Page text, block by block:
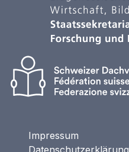
Impressum
Datenschutzerklärung